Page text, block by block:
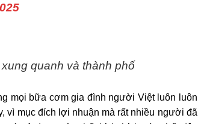
quanh và thành phố
mọi bữa cơm gia đình người Việt luôn luôn
vì mục đích lợi nhuận mà rất nhiều người đã